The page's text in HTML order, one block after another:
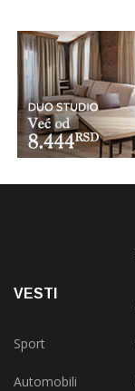
VESTI
Sport
Automobili